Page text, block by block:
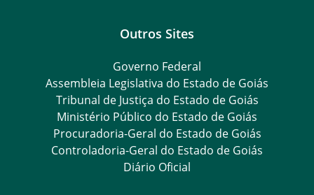
Outros Sites
Governo Federal
Assembleia Legislativa do Estado de Goiás
Tribunal de Justiça do Estado de Goiás
Ministério Público do Estado de Goiás
Procuradoria-Geral do Estado de Goiás
Controladoria-Geral do Estado de Goiás
Diário Oficial